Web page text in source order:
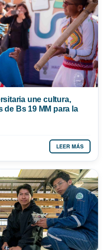
une cultura,
Bs 19 MM para la
LEER MÁS